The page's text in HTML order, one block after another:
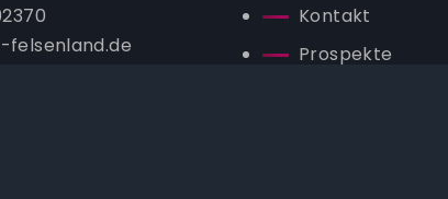
felsenland.de
Kontakt
Prospekte